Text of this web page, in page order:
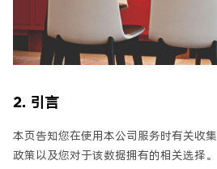
2. 引言
本页告知您在使用本公司服务时有关收
政策以及您对于该数据拥有的相关选择。